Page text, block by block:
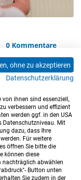
0 Kommentare
17 > >>
ohne zu akzeptieren
Datenschutzerklärung
von ihnen sind essenziell,
verbessern und effizient
werden ggf. in den USA
Datenschutzniveau. Mit
dazu, dass Ihre
Für weitere
öffnen Sie bitte die
können diese
nachträglich abwählen
Button unten
Sie zudem in der